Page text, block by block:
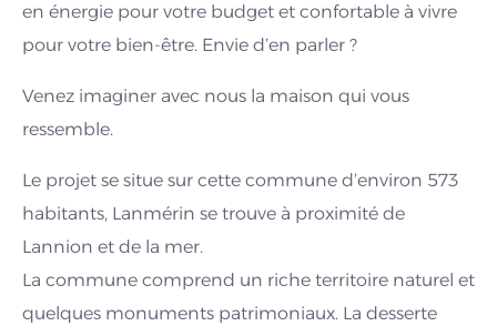
en énergie pour votre budget et confortable à vivre
pour votre bien-être. Envie d’en parler ?
Venez imaginer avec nous la maison qui vous
ressemble.
Le projet se situe sur cette commune d’environ 573
habitants, Lanmérin se trouve à proximité de
Lannion et de la mer.
La commune comprend un riche territoire naturel et
quelques monuments patrimoniaux. La desserte